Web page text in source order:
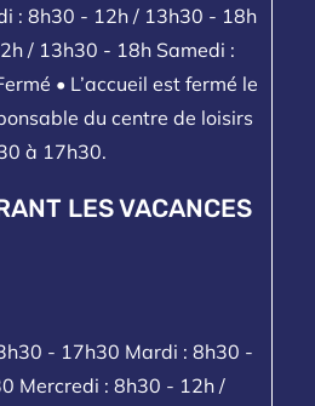
: 8h30 - 12h / 13h30 - 18h
/ 13h30 - 18h Samedi :
• L’accueil est fermé le
du centre de loisirs
à 17h30.
LES VACANCES
- 17h30 Mardi : 8h30 -
Mercredi : 8h30 - 12h /